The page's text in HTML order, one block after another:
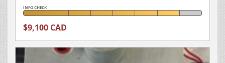
INFO CHECK
$9,100 CAD